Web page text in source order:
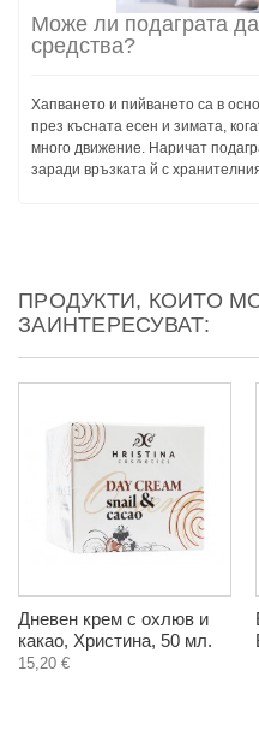
Може ли подаграта
средства?
Хапването и пийването са в
през късната есен и зимата,
много движение. Наричат
заради връзката й с
ПРОДУКТИ, КОИТО
ЗАИНТЕРЕСУВАТ:
Дневен крем с охлюв и
какао, Христина, 50 мл.
15,20 €